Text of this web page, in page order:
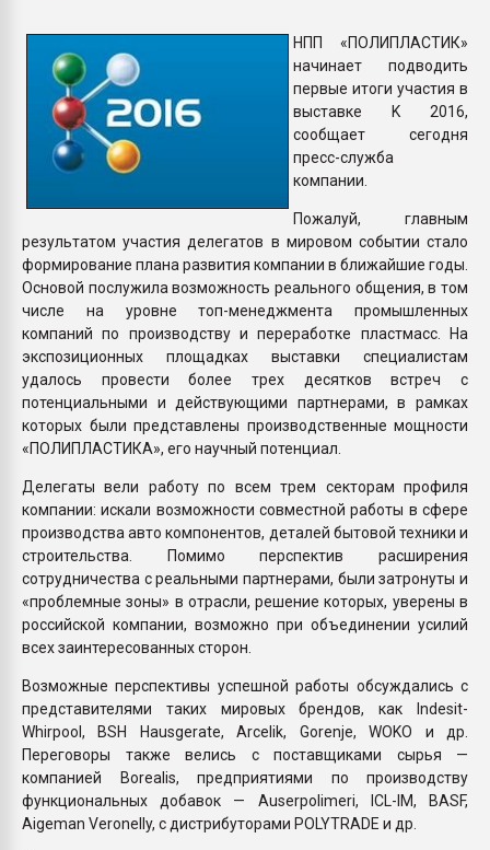
ПЕРЕЙТИ НА
НПП «ПОЛИПЛАСТИК»
начинает подводить
первые итоги участия в
выставке K 2016,
сообщает сегодня
пресс-служба
компании.
Пожалуй, главным
результатом участия делегатов в мировом событии стало
формирование плана развития компании в ближайшие годы.
Основой послужила возможность реального общения, в том
числе на уровне топ-менеджмента промышленных
компаний по производству и переработке пластмасс. На
экспозиционных площадках выставки специалистам
удалось провести более трех десятков встреч с
потенциальными и действующими партнерами, в рамках
которых были представлены производственные мощности
«ПОЛИПЛАСТИКА», его научный потенциал.
Делегаты вели работу по всем трем секторам профиля
компании: искали возможности совместной работы в сфере
производства авто компонентов, деталей бытовой техники и
строительства. Помимо перспектив расширения
сотрудничества с реальными партнерами, были затронуты и
«проблемные зоны» в отрасли, решение которых, уверены в
российской компании, возможно при объединении усилий
всех заинтересованных сторон.
Возможные перспективы успешной работы обсуждались с
представителями таких мировых брендов, как Indesit-
Whirpool, BSH Hausgerate, Arcelik, Gorenje, WOKO и др.
Переговоры также велись с поставщиками сырья —
компанией Borealis, предприятиями по производству
функциональных добавок — Auserpolimeri, ICL-IM, BASF,
Aigeman Veronelly, с дистрибуторами POLYTRADE и др.